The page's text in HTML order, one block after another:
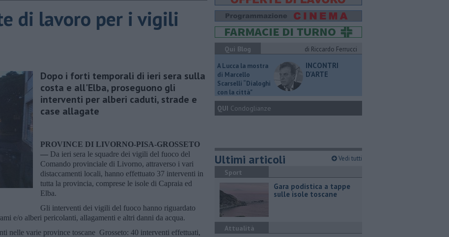
di lavoro per i vigili
Dopo i forti temporali di ieri sera sulla
costa e all'Elba, proseguono gli
interventi per alberi caduti, strade e
case allagate
PROVINCE DI LIVORNO-PISA-GROSSETO
— Da ieri sera le squadre dei vigili del fuoco del
Comando provinciale di Livorno, attraverso i vari
distaccamenti locali, hanno effettuato 37 interventi in
tutta la provincia, comprese le isole di Capraia ed
Elba.
Gli interventi dei vigili del fuoco hanno riguardato
e/o alberi pericolanti, allagamenti e altri danni da acqua.
nelle varie province toscane Grosseto: 40 interventi effettuati,
Qui Blog
di Riccardo Ferrucci
A Lucca la mostra
di Marcello
Scarselli “Dialoghi
con la città"
INCONTRI
D'ARTE
QUI Condoglianze
Ultimi articoli Vedi tutti
Sport
Gara podistica a tappe
sulle isole toscane
Attualità